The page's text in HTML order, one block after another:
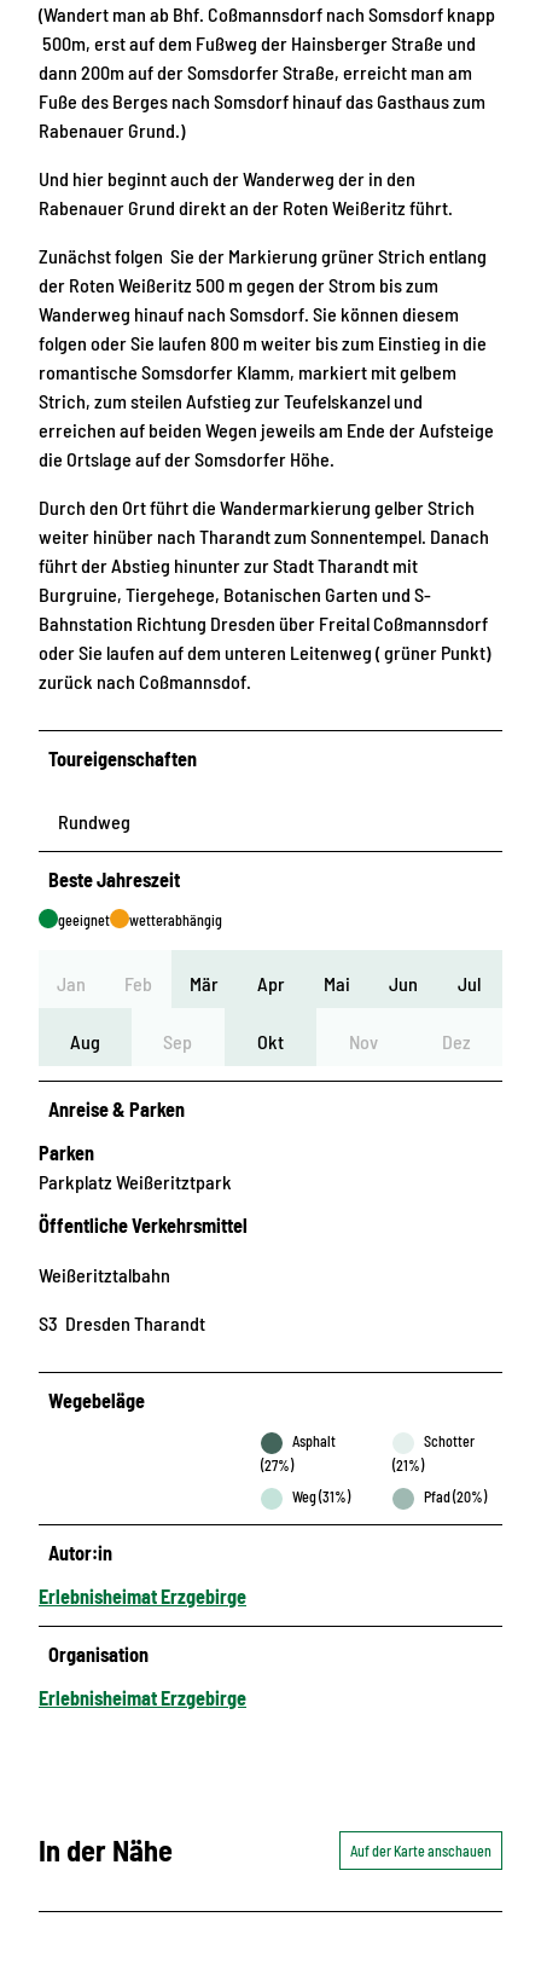
(Wandert man ab Bhf. Coßmannsdorf nach Somsdorf knapp
500m, erst auf dem Fußweg der Hainsberger Straße und
dann 200m auf der Somsdorfer Straße, erreicht man am
Fuße des Berges nach Somsdorf hinauf das Gasthaus zum
Rabenauer Grund.)
Und hier beginnt auch der Wanderweg der in den
Rabenauer Grund direkt an der Roten Weißeritz führt.
Zunächst folgen Sie der Markierung grüner Strich entlang
der Roten Weißeritz 500 m gegen der Strom bis zum
Wanderweg hinauf nach Somsdorf. Sie können diesem
folgen oder Sie laufen 800 m weiter bis zum Einstieg in die
romantische Somsdorfer Klamm, markiert mit gelbem
Strich, zum steilen Aufstieg zur Teufelskanzel und
erreichen auf beiden Wegen jeweils am Ende der Aufsteige
die Ortslage auf der Somsdorfer Höhe.
Durch den Ort führt die Wandermarkierung gelber Strich
weiter hinüber nach Tharandt zum Sonnentempel. Danach
führt der Abstieg hinunter zur Stadt Tharandt mit
Burgruine, Tiergehege, Botanischen Garten und S-
Bahnstation Richtung Dresden über Freital Coßmannsdorf
oder Sie laufen auf dem unteren Leitenweg ( grüner Punkt)
zurück nach Coßmannsdof.
Toureigenschaften
Rundweg
Beste Jahreszeit
geeignet wetterabhängig
Jan Feb Mär Apr Mai Jun Jul
Aug Sep Okt Nov Dez
Anreise & Parken
Parken
Parkplatz Weißeritztpark
Öffentliche Verkehrsmittel
Weißeritztalbahn
S3 Dresden Tharandt
Wegebeläge
Asphalt
(27%)
Schotter
(21%)
Weg (31%)
Pfad (20%)
Autor:in
Erlebnisheimat Erzgebirge
Organisation
Erlebnisheimat Erzgebirge
In der Nähe Auf der Karte anschauen